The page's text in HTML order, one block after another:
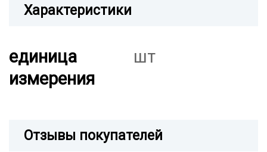
Характеристики
единица
измерения
шт
Отзывы покупателей